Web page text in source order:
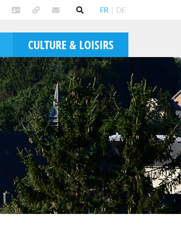
FR | DE
CULTURE & LOISIRS